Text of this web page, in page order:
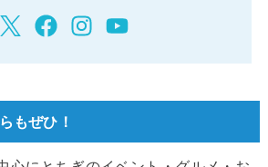
もぜひ！